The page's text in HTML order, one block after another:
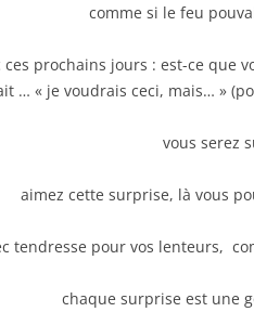
comme si le feu
prochains jours : est-ce que
… « je voudrais ceci, mais… »
vous serez
aimez cette surprise, là vous
tendresse pour vos lenteurs,
chaque surprise est une